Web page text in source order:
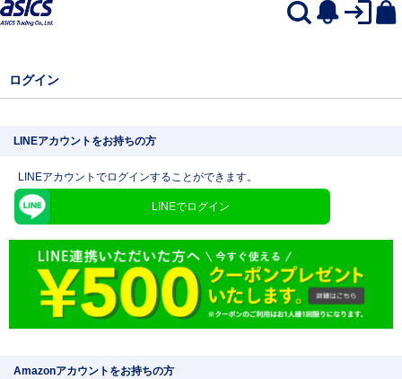
ログイン
LINEアカウントをお持ちの方
LINEアカウントでログインすることができます。
LINEでログイン
Amazonアカウントをお持ちの方